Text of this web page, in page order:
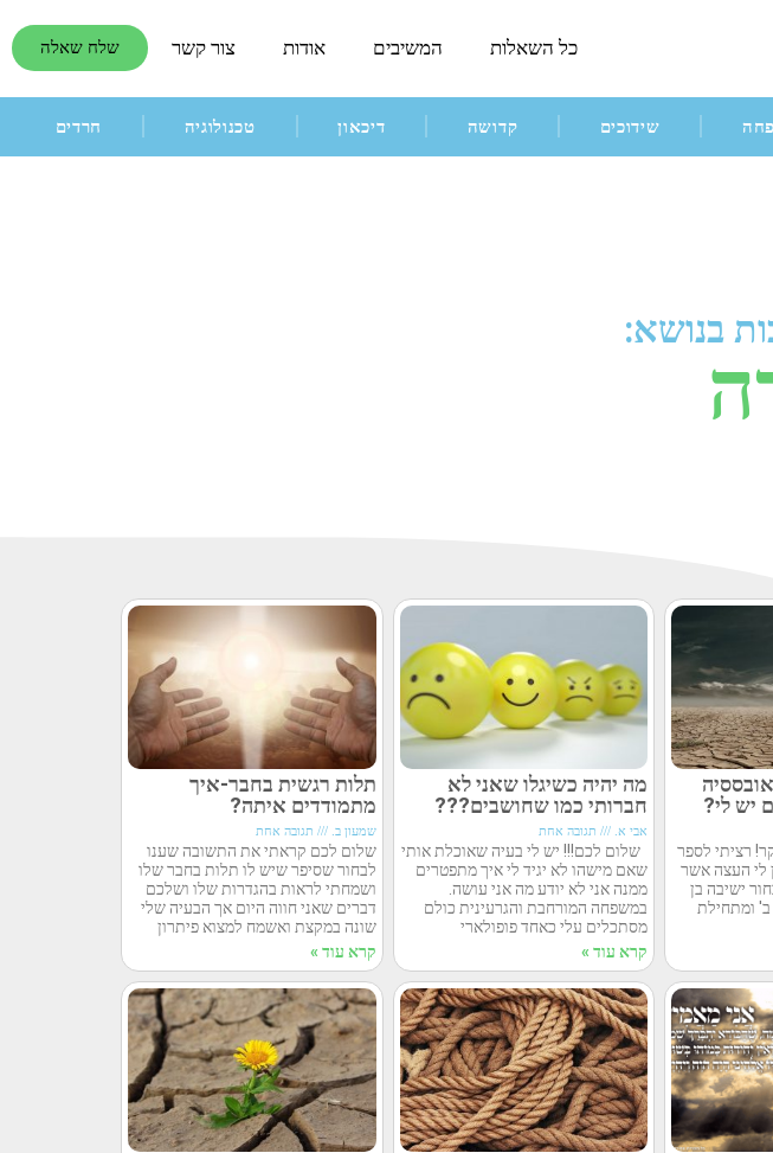
כל השאלות המשיבים אודות צור קשר שלח שאלה
שידוכים קדושה דיכאון טכנולוגיה חרדים
בנושא:
יש לי?
רציתי לספר
לי העצה אשר
ישיבה בן
ב' ומתחילת
מה יהיה כשיגלו שאני לא
חברותי כמו שחושבים???
אבי א. תגובה אחת
שלום לכם!!! יש לי בעיה שאוכלת אותי
שאם מישהו לא יגיד לי איך מתפטרים
ממנה אני לא יודע מה אני עושה.
במשפחה המורחבת והגרעינית כולם
מסתכלים עלי כאחד פופולארי
קרא עוד »
תלות רגשית בחבר-איך
מתמודדים איתה?
שמעון ב. תגובה אחת
שלום לכם קראתי את התשובה שענו
לבחור שסיפר שיש לו תלות בחבר שלו
ושמחתי לראות בהגדרות שלו ושלכם
דברים שאני חווה היום אך הבעיה שלי
שונה במקצת ואשמח למצוא פיתרון
קרא עוד »